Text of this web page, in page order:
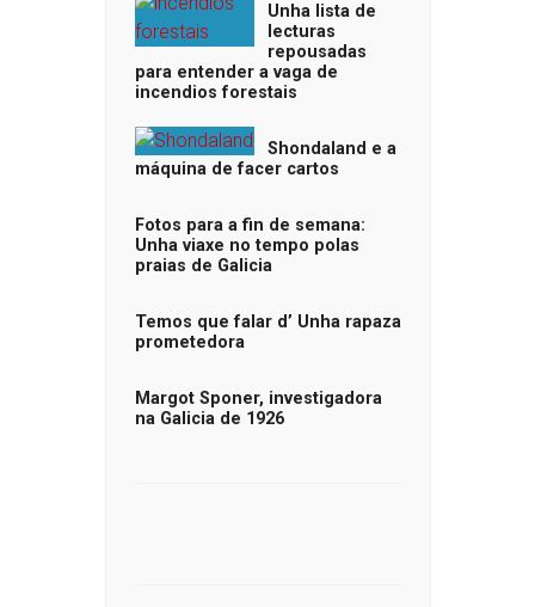
Unha lista de
lecturas
repousadas
para entender a vaga de
incendios forestais
Shondaland e a
máquina de facer cartos
Fotos para a fin de semana:
Unha viaxe no tempo polas
praias de Galicia
Temos que falar d’ Unha rapaza
prometedora
Margot Sponer, investigadora
na Galicia de 1926